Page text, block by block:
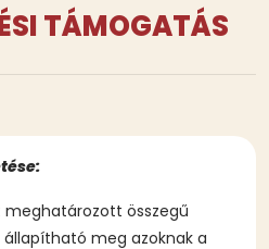
TÁMOGATÁS
meghatározott összegű
meg azoknak a